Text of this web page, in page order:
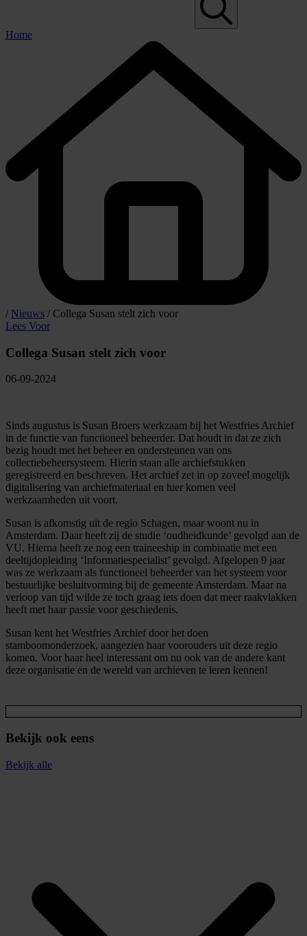
Home
/ Nieuws / Collega Susan stelt zich voor
Lees Voor
Collega Susan stelt zich voor
06-09-2024
Sinds augustus is Susan Broers werkzaam bij het Westfries Archief
in de functie van functioneel beheerder. Dat houdt in dat ze zich
bezig houdt met het beheer en ondersteunen van ons
collectiebeheersysteem. Hierin staan alle archiefstukken
geregistreerd en beschreven. Het archief zet in op zoveel mogelijk
digitalisering van archiefmateriaal en hier komen veel
werkzaamheden uit voort.
Susan is afkomstig uit de regio Schagen, maar woont nu in
Amsterdam. Daar heeft zij de studie ‘oudheidkunde’ gevolgd aan de
VU. Hierna heeft ze nog een traineeship in combinatie met een
deeltijdopleiding ‘Informatiespecialist’ gevolgd. Afgelopen 9 jaar
was ze werkzaam als functioneel beheerder van het systeem voor
bestuurlijke besluitvorming bij de gemeente Amsterdam. Maar na
verloop van tijd wilde ze toch graag iets doen dat meer raakvlakken
heeft met haar passie voor geschiedenis.
Susan kent het Westfries Archief door het doen
stamboomonderzoek, aangezien haar voorouders uit deze regio
komen. Voor haar heel interessant om nu ook van de andere kant
deze organisatie en de wereld van archieven te leren kennen!
Bekijk ook eens
Bekijk alle